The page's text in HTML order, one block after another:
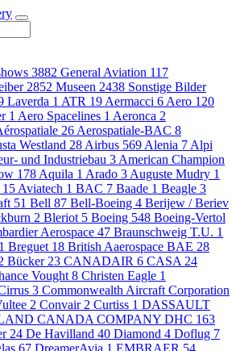
3882 General Aviation 117
2852 Museen 2438 Sonstige Bilder
Laverda 1 ATR 19 Aermacci 6 Aero 120
1 Aero Spacelines 1 Aeronca 2
26 Aerospatiale-BAC 8
Westland 28 Airbus 569 Alenia 7 Alpi
und Industriebau 3 American Champion
178 Aquila 1 Arado 3 Auguste Mudry 1
15 Aviatech 1 BAC 7 Baade 1 Beagle 3
51 Bell 87 Bell-Boeing 4 Berijew / Beriev
2 Bleriot 5 Boeing 548 Boeing-Vertol
Aerospace 47 Braunschweig T.U. 1
1 Breguet 18 British Aaerospace BAE 28
Bücker 23 CANADAIR 6 CASA 24
Vought 8 Christen Eagle 1
3 Commonwealth Aircraft Corporation
2 Convair 2 Curtiss 1 DASSAULT
CANADA COMPANY DHC 163
24 De Havilland 40 Diamond 4 Doflug 7
67 DreamerAvia 1 EMBRAER 54